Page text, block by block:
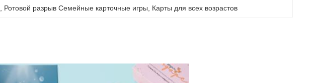
Ротовой разрыв Семейные карточные игры Карты для всех возрастов